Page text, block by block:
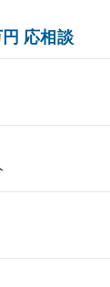
337-613
応相談